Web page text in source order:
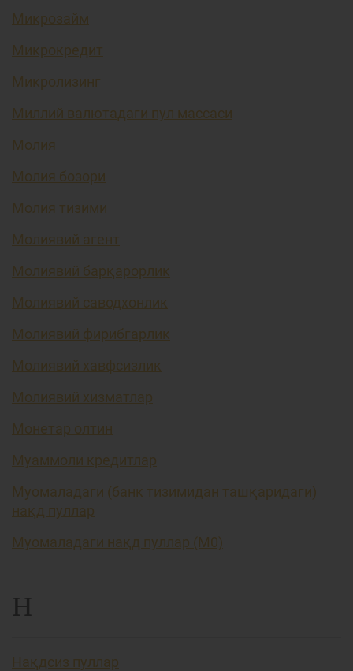
Микрозайм
Микрокредит
Микролизинг
Миллий валютадаги пул массаси
Молия
Молия бозори
Молия тизими
Молиявий агент
Молиявий барқарорлик
Молиявий саводхонлик
Молиявий фирибгарлик
Молиявий хавфсизлик
Молиявий хизматлар
Монетар олтин
Муаммоли кредитлар
Муомаладаги (банк тизимидан ташқаридаги)
нақд пуллар
Муомаладаги нақд пуллар (М0)
Н
Нақдсиз пуллар